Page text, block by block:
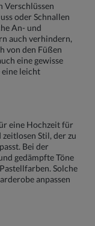
Verschlüssen
oder Schnallen
An- und
auch verhindern,
von den Füßen
eine gewisse
eine leicht
eine Hochzeit für
zeitlosen Stil, der zu
Bei der
gedämpfte Töne
Solche
anpassen